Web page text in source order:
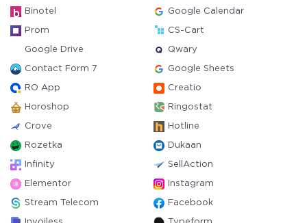
Binotel Google Calendar
Prom CS-Cart
Google Drive Qwary
Contact Form 7 Google Sheets
RO App Creatio
Horoshop Ringostat
Crove Hotline
Rozetka Dukaan
Infinity SellAction
Elementor Instagram
Stream Telecom Facebook